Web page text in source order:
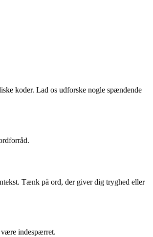
koder. Lad os udforske nogle spændende
Tænk på ord, der giver dig tryghed eller
indespærret.